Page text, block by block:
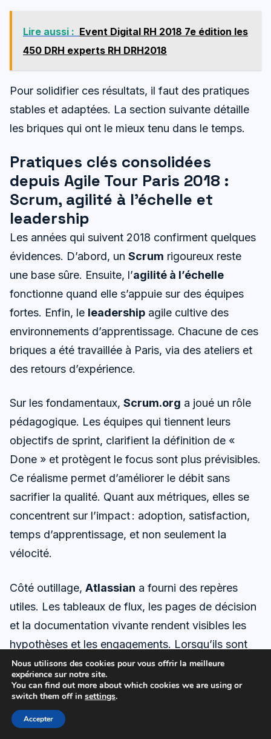
Lire aussi : Event Digital RH 2018 7e édition les
450 DRH experts RH DRH2018
Pour solidifier ces résultats, il faut des pratiques
stables et adaptées. La section suivante détaille
les briques qui ont le mieux tenu dans le temps.
Pratiques clés consolidées
depuis Agile Tour Paris 2018 :
Scrum, agilité à l’échelle et
leadership
Les années qui suivent 2018 confirment quelques
évidences. D’abord, un Scrum rigoureux reste
une base sûre. Ensuite, l’agilité à l’échelle
fonctionne quand elle s’appuie sur des équipes
fortes. Enfin, le leadership agile cultive des
environnements d’apprentissage. Chacune de ces
briques a été travaillée à Paris, via des ateliers et
des retours d’expérience.
Sur les fondamentaux, Scrum.org a joué un rôle
pédagogique. Les équipes qui tiennent leurs
objectifs de sprint, clarifient la définition de «
Done » et protègent le focus sont plus prévisibles.
Ce réalisme permet d’améliorer le débit sans
sacrifier la qualité. Quant aux métriques, elles se
concentrent sur l’impact : adoption, satisfaction,
temps d’apprentissage, et non seulement la
vélocité.
Côté outillage, Atlassian a fourni des repères
utiles. Les tableaux de flux, les pages de décision
et la documentation vivante rendent visibles les
hypothèses et les engagements. Lorsqu’ils sont
bien utilisés, ces outils facilitent les négociations
entre produit et technique. Ils évitent également la
rétention d’information, source de tensions.
Alignement à l’échelle et rôles clairs
Nous utilisons des cookies pour vous offrir la meilleure
expérience sur notre site.
You can find out more about which cookies we are using or
switch them off in settings.
Accepter